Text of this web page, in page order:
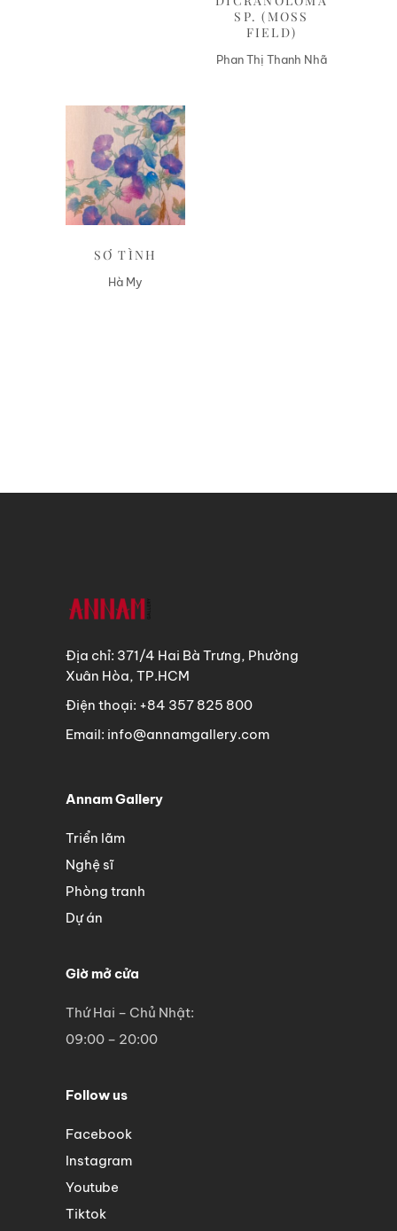
SP. (MOSS
FIELD)
Phan Thị Thanh Nhã
Liên hệ
SƠ TÌNH
Hà My
Địa chỉ: 371/4 Hai Bà Trưng, Phường
Xuân Hòa, TP.HCM
Điện thoại: +84 357 825 800
Email: info@annamgallery.com
Annam Gallery
Triển lãm
Nghệ sĩ
Phòng tranh
Dự án
Giờ mở cửa
Thứ Hai – Chủ Nhật:
09:00 – 20:00
Follow us
Facebook
Instagram
Youtube
Tiktok